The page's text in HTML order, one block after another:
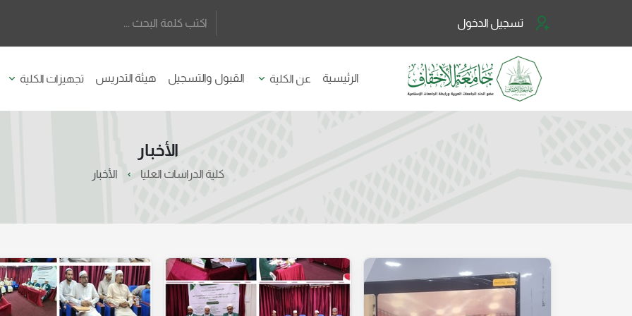
تسجيل الدخول
الرئيسية عن الكلية القبول والتسجيل هيئة التدريس تجهيزات الكلية
الأخبار
كلية الدراسات العليا الأخبار